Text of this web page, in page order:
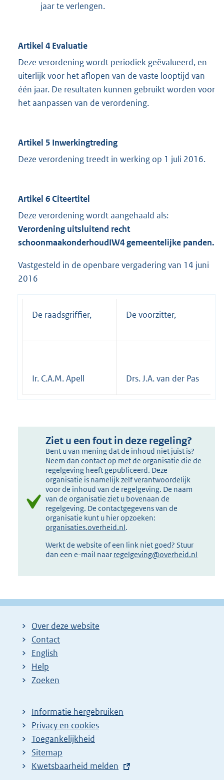
jaar te verlengen.
Artikel 4 Evaluatie
Deze verordening wordt periodiek geëvalueerd, en
uiterlijk voor het aflopen van de vaste looptijd van
één jaar. De resultaten kunnen gebruikt worden voor
het aanpassen van de verordening.
Artikel 5 Inwerkingtreding
Deze verordening treedt in werking op 1 juli 2016.
Artikel 6 Citeertitel
Deze verordening wordt aangehaald als:
Verordening uitsluitend recht
schoonmaakonderhoudIW4 gemeentelijke panden.
Vastgesteld in de openbare vergadering van 14 juni
2016
De raadsgriffier, De voorzitter,
Ir. C.A.M. Apell Drs. J.A. van der Pas
Ziet u een fout in deze regeling?
Bent u van mening dat de inhoud niet juist is?
Neem dan contact op met de organisatie die de
regelgeving heeft gepubliceerd. Deze
organisatie is namelijk zelf verantwoordelijk
voor de inhoud van de regelgeving. De naam
van de organisatie ziet u bovenaan de
regelgeving. De contactgegevens van de
organisatie kunt u hier opzoeken:
organisaties.overheid.nl.
Werkt de website of een link niet goed? Stuur
dan een e-mail naar regelgeving@overheid.nl
Over deze website
Contact
English
Help
Zoeken
Informatie hergebruiken
Privacy en cookies
Toegankelijkheid
Sitemap
E
Kwetsbaarheid melden